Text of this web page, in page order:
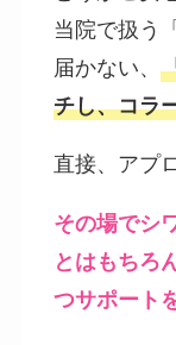
当院で扱う
届かない、
チし、コラ
直接、アプ
その場でシ
とはもちろ
つサポート